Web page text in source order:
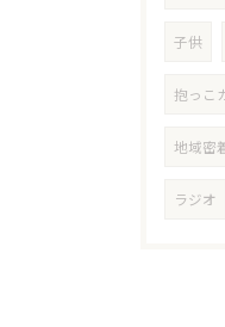
子供
抱っこ
地域密
ラジオ